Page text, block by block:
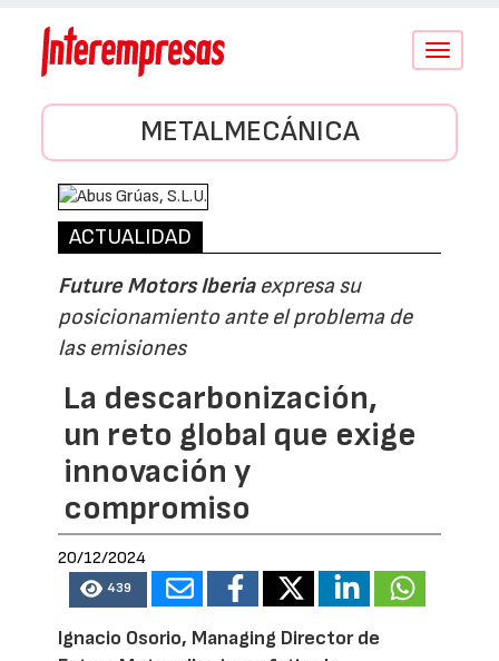
Conmutar
METALMECÁNICA
ACTUALIDAD
Future Motors Iberiaexpresa su
posicionamiento ante el problema de
las emisiones
La descarbonización,
un reto global que exige
innovación y
compromiso
20/12/2024
439
Ignacio Osorio, Managing Director de